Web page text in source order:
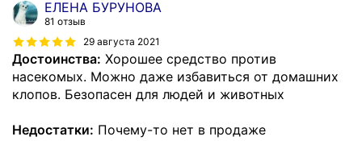
ЕЛЕНА БУРУНОВА
81 отзыв
29 августа 2021
Достоинства: Хорошее средство против
насекомых. Можно даже избавиться от домашних
клопов. Безопасен для людей и животных
Недостатки: Почему-то нет в продаже